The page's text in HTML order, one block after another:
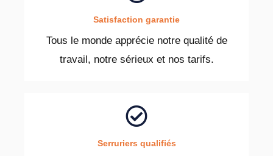
Satisfaction garantie
Tous le monde apprécie notre qualité de
travail, notre sérieux et nos tarifs.
Serruriers qualifiés